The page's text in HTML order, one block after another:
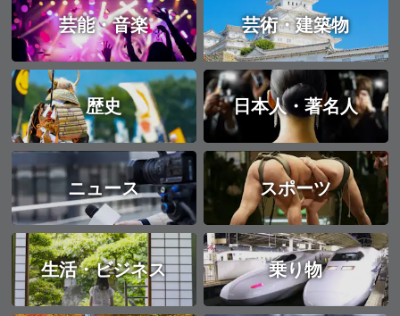
芸能・音楽 芸術・建築物
歴史 日本人・著名人
ニュース スポーツ
生活・ビジネス 乗り物